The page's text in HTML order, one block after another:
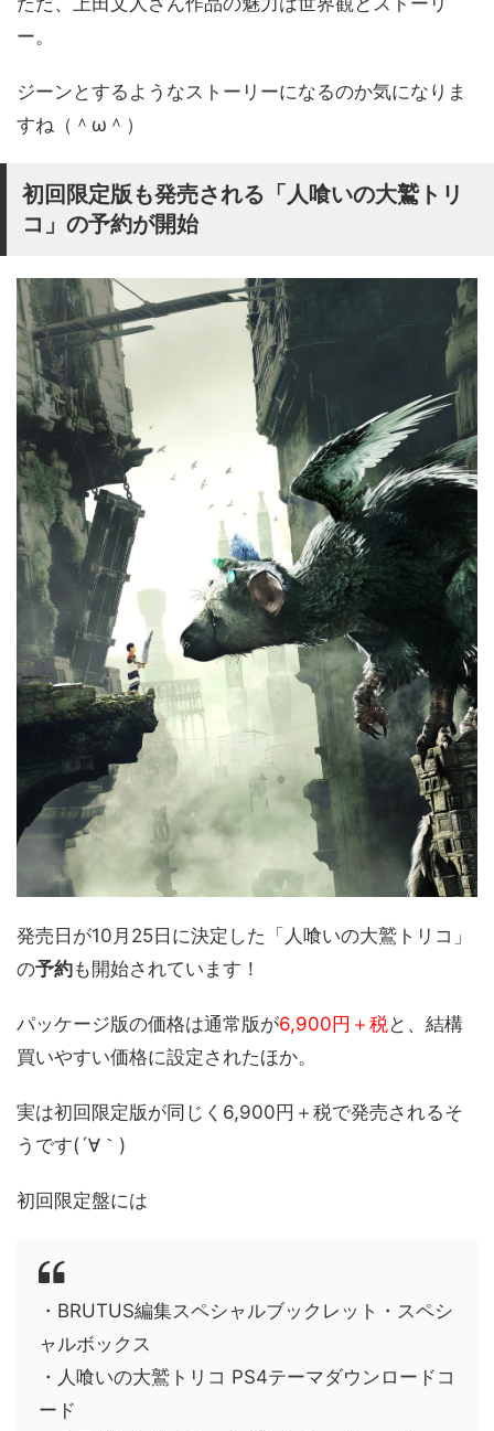
ー。
ジーンとするようなストーリーになるのか気になりま
すね（＾ω＾）
初回限定版も発売される「人喰いの大鷲トリ
コ」の予約が開始
発売日が10月25日に決定した「人喰いの大鷲トリコ」
の予約も開始されています！
パッケージ版の価格は通常版が6,900円＋税と、結構
買いやすい価格に設定されたほか。
実は初回限定版が同じく6,900円＋税で発売されるそ
うです(´∀｀)
初回限定盤には
・BRUTUS編集スペシャルブックレット・スペシ
ャルボックス
・人喰いの大鷲トリコ PS4テーマダウンロードコ
ード